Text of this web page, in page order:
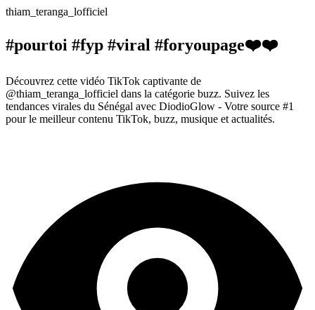
thiam_teranga_lofficiel
#pourtoi #fyp #viral #foryoupage❤️❤️
Découvrez cette vidéo TikTok captivante de
@thiam_teranga_lofficiel dans la catégorie buzz. Suivez les
tendances virales du Sénégal avec DiodioGlow - Votre source #1
pour le meilleur contenu TikTok, buzz, musique et actualités.